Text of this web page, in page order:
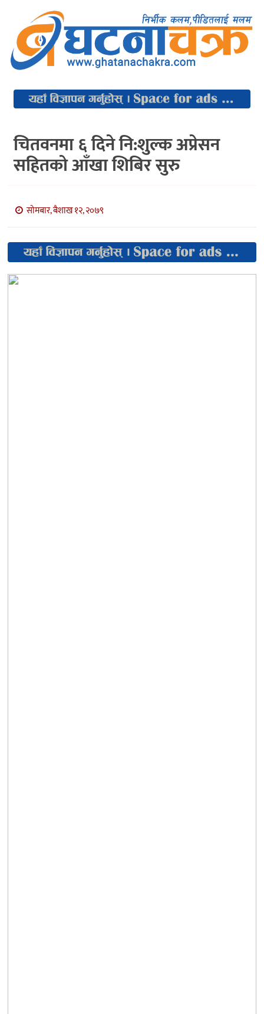
चितवनमा ६ दिने नि:शुल्क अप्रेसन
सहितको आँखा शिबिर सुरु
सोमबार, बैशाख १२, २०७९